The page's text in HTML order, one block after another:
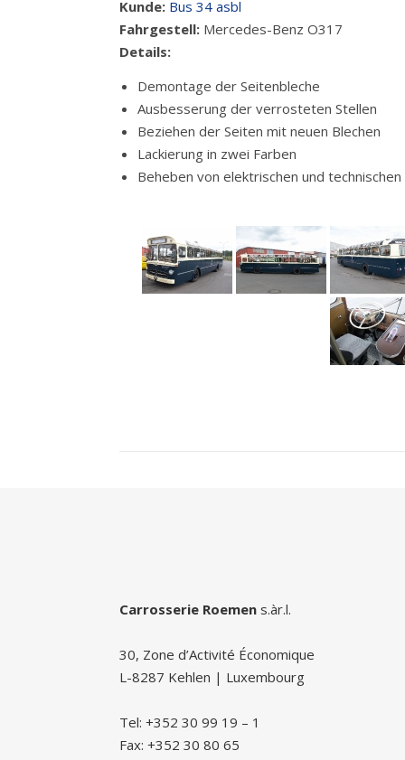
Kunde: Bus 34 asbl
Fahrgestell: Mercedes-Benz O317
Details:
Demontage der Seitenbleche
Ausbesserung der verrosteten Stellen
Beziehen der Seiten mit neuen Blechen
Lackierung in zwei Farben
Beheben von elektrischen und
Carrosserie Roemen s.àr.l.
30, Zone d’Activité Économique
L-8287 Kehlen | Luxembourg
Tel: +352 30 99 19 – 1
Fax: +352 30 80 65